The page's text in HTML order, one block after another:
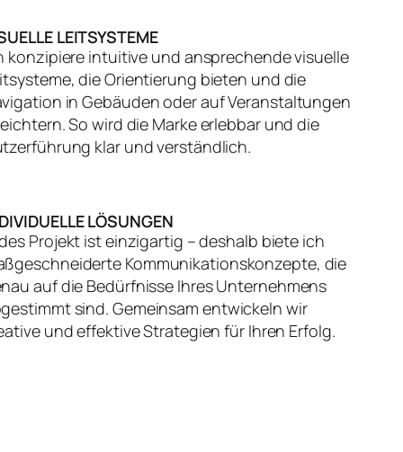
LEITSYSTEME
konzipiere intuitive und ansprechende visuelle
die Orientierung bieten und die
in Gebäuden oder auf Veranstaltungen
So wird die Marke erlebbar und die
klar und verständlich.
LÖSUNGEN
Projekt ist einzigartig – deshalb biete ich
Kommunikationskonzepte, die
auf die Bedürfnisse Ihres Unternehmens
sind. Gemeinsam entwickeln wir
und effektive Strategien für Ihren Erfolg.